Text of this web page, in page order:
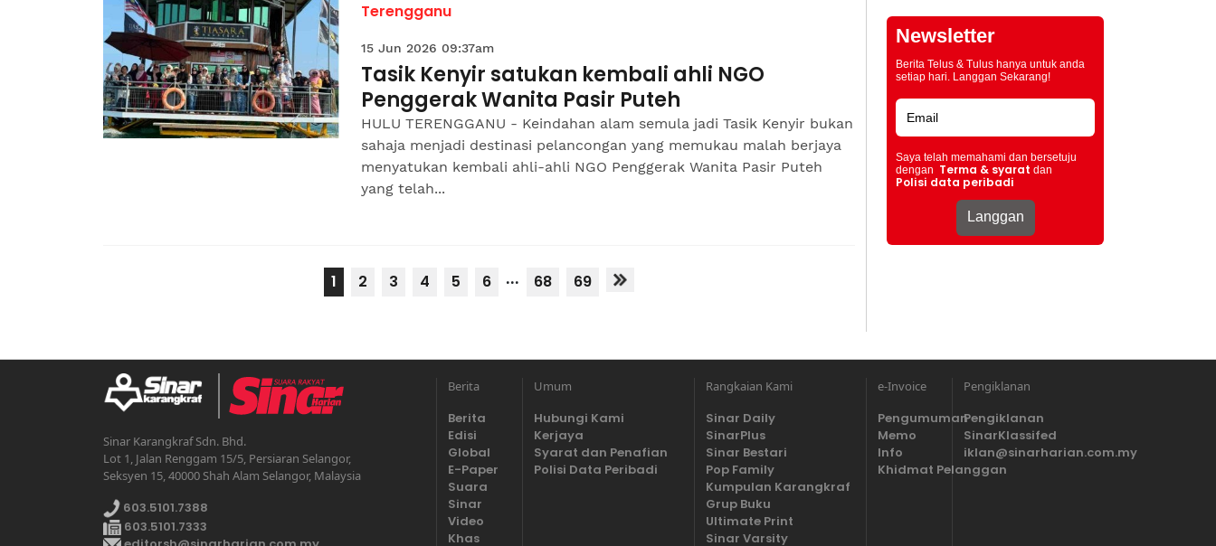
Terengganu
15 Jun 2026 09:37am
Tasik Kenyir satukan kembali ahli NGO
Penggerak Wanita Pasir Puteh
HULU TERENGGANU - Keindahan alam semula jadi Tasik Kenyir bukan
sahaja menjadi destinasi pelancongan yang memukau malah berjaya
menyatukan kembali ahli-ahli NGO Penggerak Wanita Pasir Puteh
yang telah...
1 2 3 4 5 6 ... 68 69
Newsletter
Berita Telus & Tulus hanya untuk anda
setiap hari. Langgan Sekarang!
Saya telah memahami dan bersetuju
dengan Terma & syarat dan
Polisi data peribadi
Sinar Karangkraf Sdn. Bhd.
Lot 1, Jalan Renggam 15/5, Persiaran Selangor,
Seksyen 15, 40000 Shah Alam Selangor, Malaysia
603.5101.7388
603.5101.7333
Berita
Berita
Edisi
Global
E-Paper
Suara
Sinar
Video
Khas
Umum
Hubungi Kami
Kerjaya
Syarat dan Penafian
Polisi Data Peribadi
Rangkaian Kami
Sinar Daily
SinarPlus
Sinar Bestari
Pop Family
Kumpulan Karangkraf
Grup Buku
Ultimate Print
Sinar Varsity
e-Invoice
Pengumuman
Memo
Info
Khidmat Pelanggan
Pengiklanan
Pengiklanan
SinarKlassifed
iklan@sinarharian.com.my